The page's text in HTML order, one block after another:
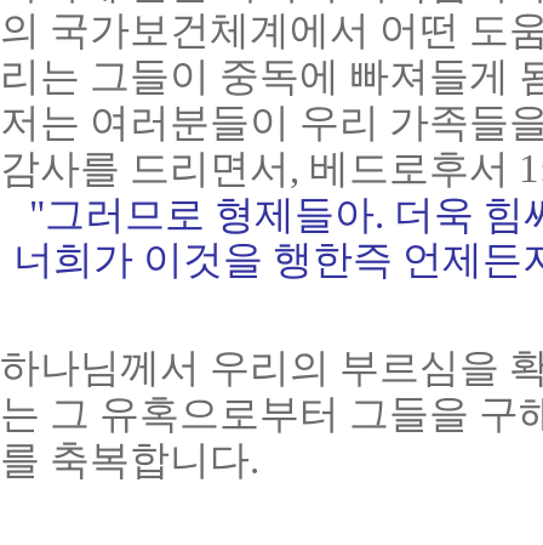
의 국가보건체계에서 어떤 도
리는 그들이 중독에 빠져들게
저는 여러분들이 우리 가족들
감사를 드리면서, 베드로후서
"그러므로 형제들아. 더욱 힘
너희가 이것을 행한즉 언제든
하나님께서 우리의 부르심을
는 그 유혹으로부터 그들을 구
를 축복합니다.